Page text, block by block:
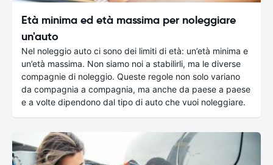
Età minima ed età massima per noleggiare
un'auto
Nel noleggio auto ci sono dei limiti di età: un’età minima e
un’età massima. Non siamo noi a stabilirli, ma le diverse
compagnie di noleggio. Queste regole non solo variano
da compagnia a compagnia, ma anche da paese a paese
e a volte dipendono dal tipo di auto che vuoi noleggiare.